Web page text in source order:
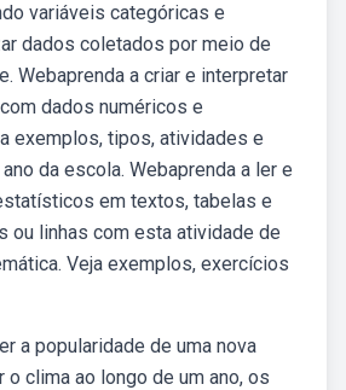
variáveis categóricas e
dados coletados por meio de
Webaprenda a criar e interpretar
dados numéricos e
exemplos, tipos, atividades e
da escola. Webaprenda a ler e
em textos, tabelas e
ou linhas com esta atividade de
Veja exemplos, exercícios
a popularidade de uma nova
o clima ao longo de um ano, os